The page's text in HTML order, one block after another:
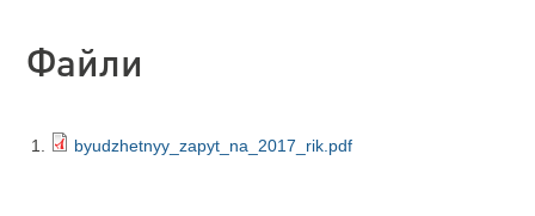
Файли
byudzhetnyy_zapyt_na_2017_rik.pdf